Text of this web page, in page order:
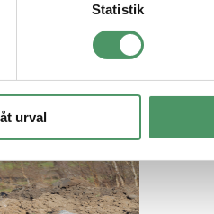
Statistik
urval
och utför installationen